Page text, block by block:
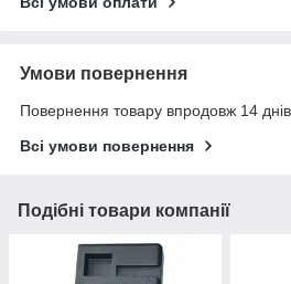
Умови повернення
Повернення товару впродовж 14
Всі умови повернення
Подібні товари компанії